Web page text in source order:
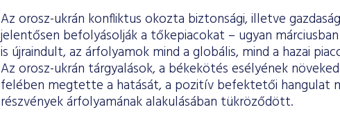
Az orosz-ukrán konfliktus okozta biztonsági, illetve
jelentősen befolyásolják a tőkepiacokat – ugyan
is újraindult, az árfolyamok mind a globális, mind a hazai
Az orosz-ukrán tárgyalások, a békekötés esélyének
felében megtette a hatását, a pozitív befektetői hangulat
részvények árfolyamának alakulásában tükröződött.